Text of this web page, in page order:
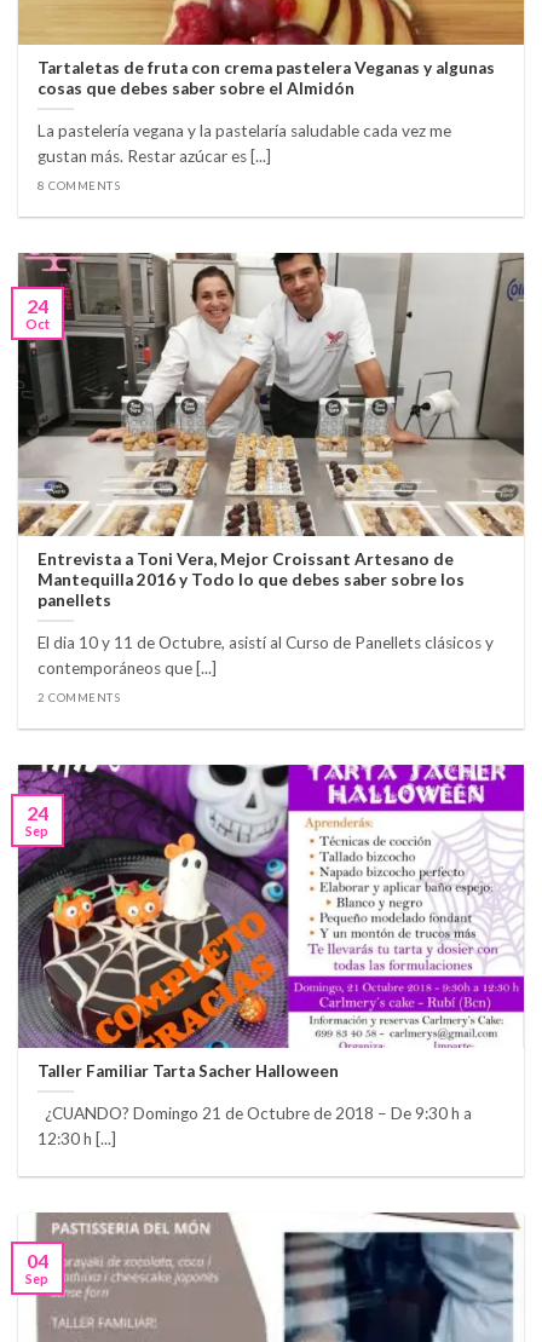
Tartaletas de fruta con crema pastelera Veganas y algunas
cosas que debes saber sobre el Almidón
La pastelería vegana y la pastelaría saludable cada vez me
gustan más. Restar azúcar es [...]
8 COMMENTS
Entrevista a Toni Vera, Mejor Croissant Artesano de
Mantequilla 2016 y Todo lo que debes saber sobre los
panellets
El dia 10 y 11 de Octubre, asistí al Curso de Panellets clásicos y
contemporáneos que [...]
2 COMMENTS
24
Oct
Taller Familiar Tarta Sacher Halloween
¿CUANDO? Domingo 21 de Octubre de 2018 – De 9:30 h a
12:30 h [...]
24
Sep
04
Sep